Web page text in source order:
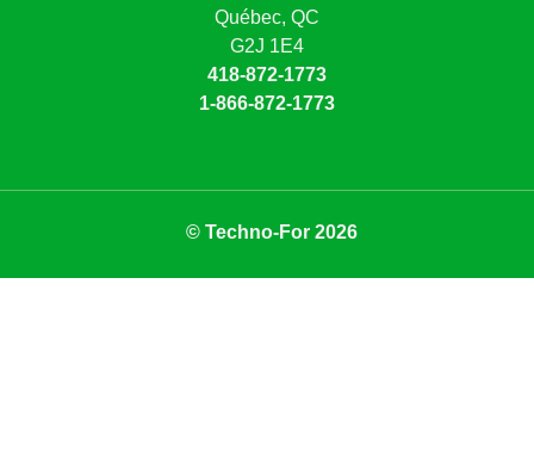
Québec, QC
G2J 1E4
418-872-1773
1-866-872-1773
© Techno-For 2026